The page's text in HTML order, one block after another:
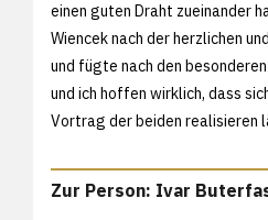
einen guten Draht zueinander
Wiencek nach der herzlichen
und fügte nach den
und ich hoffen wirklich, dass
Vortrag der beiden realisieren
Zur Person: Ivar